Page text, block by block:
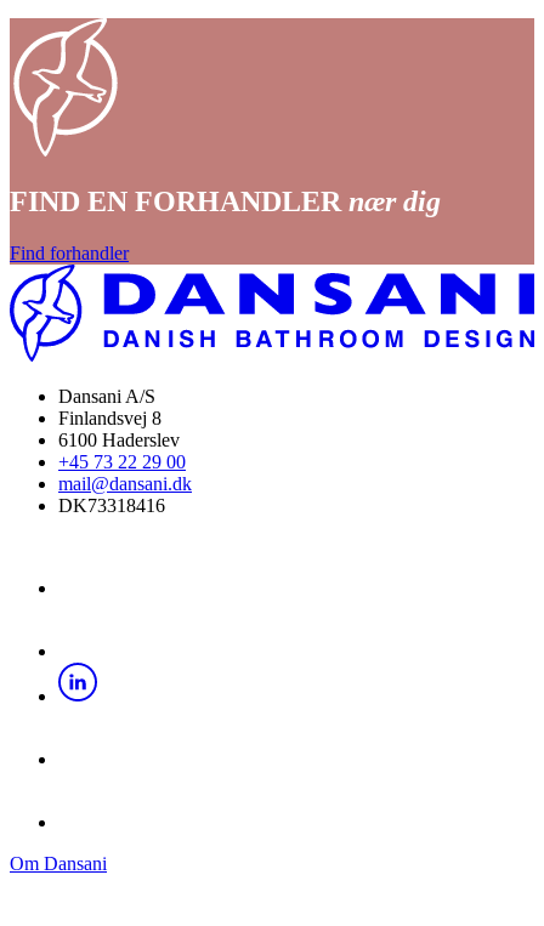
FIND EN FORHANDLER nær dig
Find forhandler
Dansani A/S
Finlandsvej 8
6100 Haderslev
+45 73 22 29 00
mail@dansani.dk
DK73318416
Om Dansani